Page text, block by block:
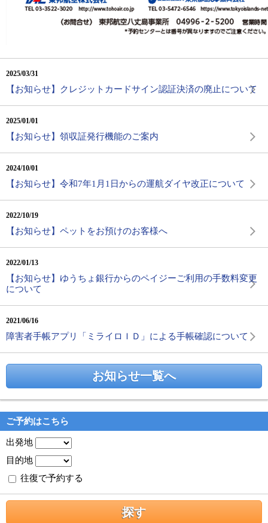
2025/03/31
【お知らせ】クレジットカードサイン認証決済の廃止について
2025/01/01
【お知らせ】領収証発行機能のご案内
2024/10/01
【お知らせ】令和7年1月1日からの運航ダイヤ改正について
2022/10/19
【お知らせ】ペットをお預けのお客様へ
2022/01/13
【お知らせ】ゆうちょ銀行からのペイジーご利用の手数料変更
について
2021/06/16
障害者手帳アプリ「ミライロＩＤ」による手帳確認について
お知らせ一覧へ
ご予約はこちら
出発地
目的地
往復で予約する